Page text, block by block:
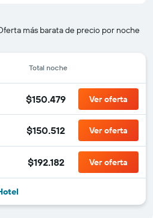
más barata de precio por noche
Total noche
$150.479 Ver oferta
$150.512 Ver oferta
$192.182 Ver oferta